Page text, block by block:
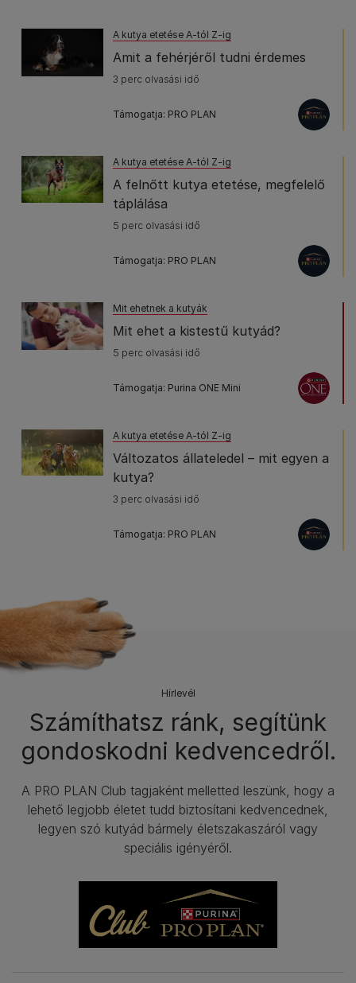
A kutya etetése A-tól Z-ig
Amit a fehérjéről tudni érdemes
3 perc olvasási idő
Támogatja: PRO PLAN
A kutya etetése A-tól Z-ig
A felnőtt kutya etetése, megfelelő
táplálása
5 perc olvasási idő
Támogatja: PRO PLAN
Mit ehetnek a kutyák
Mit ehet a kistestű kutyád?
5 perc olvasási idő
Támogatja: Purina ONE Mini
A kutya etetése A-tól Z-ig
Változatos állateledel – mit egyen a
kutya?
3 perc olvasási idő
Támogatja: PRO PLAN
Hírlevél​
Számíthatsz ránk, segítünk
gondoskodni kedvencedről.
A PRO PLAN Club tagjaként melletted leszünk, hogy a
lehető legjobb életet tudd biztosítani kedvencednek,
legyen szó kutyád bármely életszakaszáról vagy
speciális igényéről.